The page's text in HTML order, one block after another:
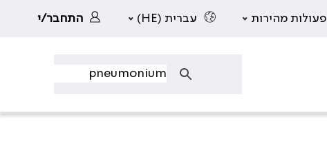
פעולות מהירות עברית (HE) התחבר/י